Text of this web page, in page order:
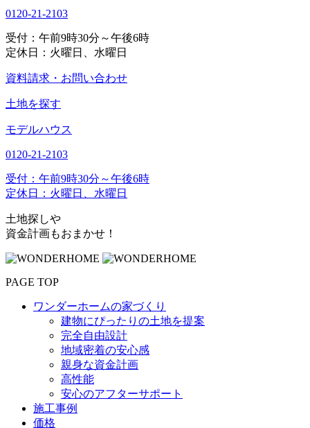
0120-21-2103
受付：午前9時30分～午後6時
定休日：火曜日、水曜日
資料請求・お問い合わせ
土地を探す
モデルハウス
0120-21-2103
受付：午前9時30分～午後6時
定休日：火曜日、水曜日
土地探しや
資金計画もおまかせ！
PAGE TOP
ワンダーホームの家づくり
建物にぴったりの土地を提案
完全自由設計
地域密着の安心感
親身な資金計画
高性能
安心のアフターサポート
施工事例
価格